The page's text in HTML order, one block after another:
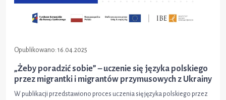
Opublikowano: 16.04.2025
„Żeby poradzić sobie” – uczenie się języka polskiego
przez migrantki i migrantów przymusowych z Ukrainy
W publikacji przedstawiono proces uczenia się języka polskiego przez